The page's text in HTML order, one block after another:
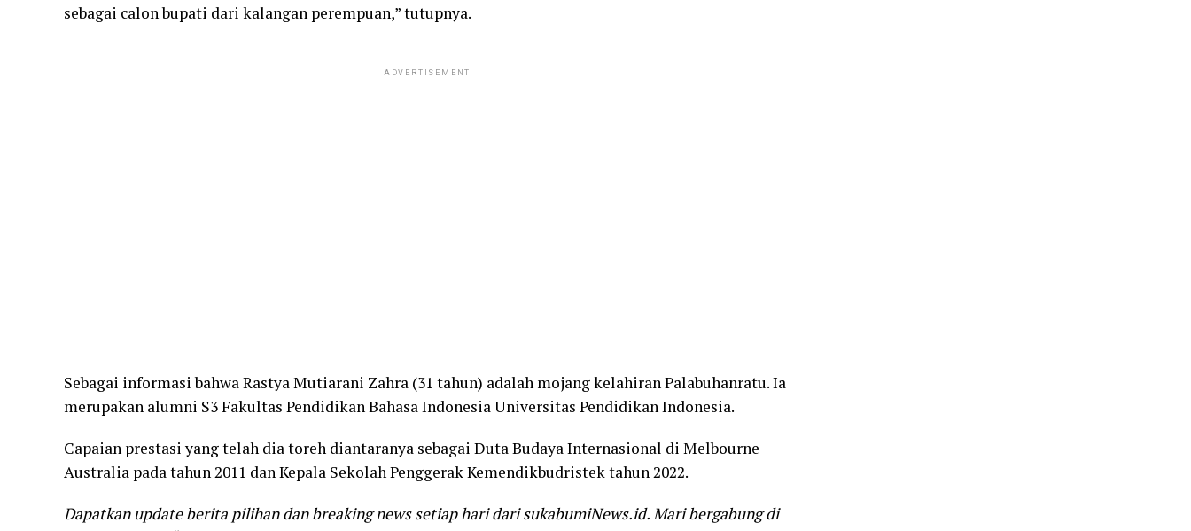
sebagai calon bupati dari kalangan perempuan,” tutupnya.
ADVERTISEMENT
Sebagai informasi bahwa Rastya Mutiarani Zahra (31 tahun) adalah mojang kelahiran Palabuhanratu. Ia
merupakan alumni S3 Fakultas Pendidikan Bahasa Indonesia Universitas Pendidikan Indonesia.
Capaian prestasi yang telah dia toreh diantaranya sebagai Duta Budaya Internasional di Melbourne
Australia pada tahun 2011 dan Kepala Sekolah Penggerak Kemendikbudristek tahun 2022.
Dapatkan update berita pilihan dan breaking news setiap hari dari sukabumiNews.id. Mari bergabung di